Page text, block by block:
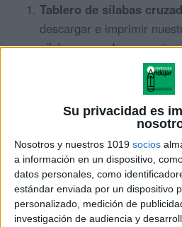
Su privacidad es
Nosotros y nuestros 1019 socios
a información en un dispositivo,
datos personales, como
estándar enviada por un dispositivo
personalizado, medición de
investigación de audiencia y
Tablero de sílabas
descargar e imprimir
sílabas cruzadas, que
campos semánticos y
: Proporciona a los
sílabas necesarias para
ya sea en tarjetas o en
Pistas: Las pistas pueden
imágenes o cualquier otro
a los alumnos a identificar
deben completar en el